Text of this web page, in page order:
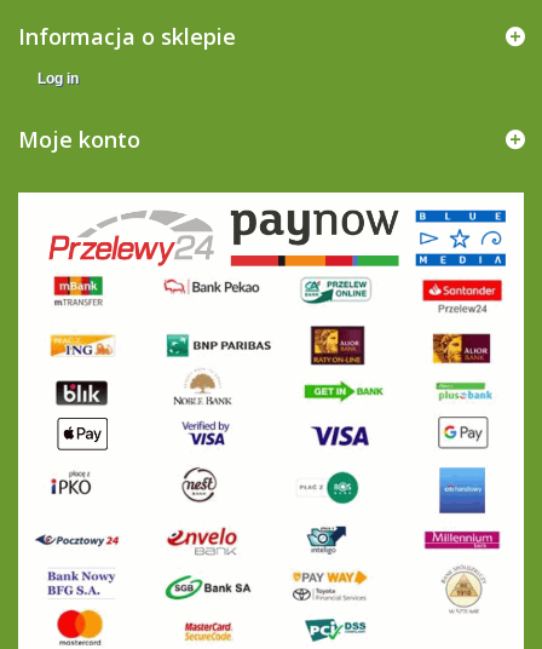
Informacja o sklepie
Log in
Moje konto